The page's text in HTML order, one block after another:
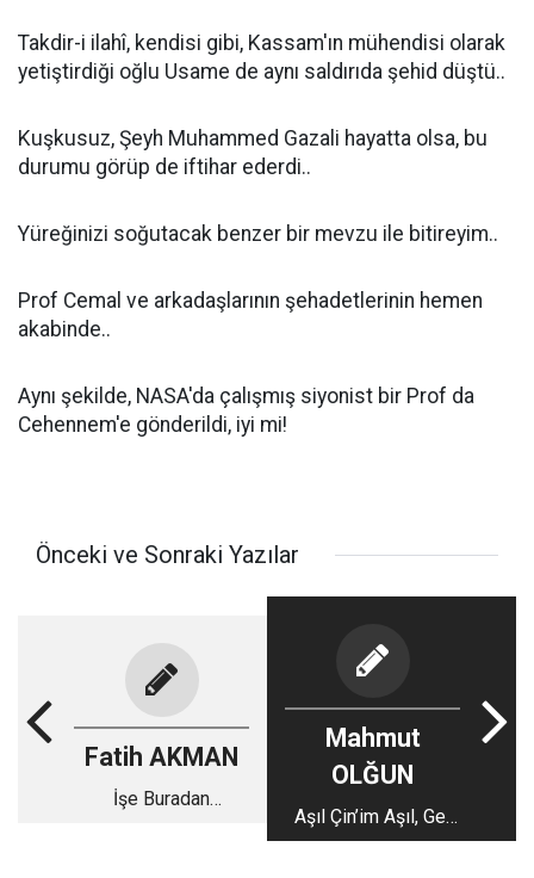
Takdir-i ilahî, kendisi gibi, Kassam'ın mühendisi olarak
yetiştirdiği oğlu Usame de aynı saldırıda şehid düştü..
Kuşkusuz, Şeyh Muhammed Gazali hayatta olsa, bu
durumu görüp de iftihar ederdi..
Yüreğinizi soğutacak benzer bir mevzu ile bitireyim..
Prof Cemal ve arkadaşlarının şehadetlerinin hemen
akabinde..
Aynı şekilde, NASA'da çalışmış siyonist bir Prof da
Cehennem'e gönderildi, iyi mi!
Önceki ve Sonraki Yazılar
Fatih AKMAN
İşe Buradan
Mahmut
OLĞUN
Aşıl Çin’im Aşıl, Gel
Biontech’e Takıl